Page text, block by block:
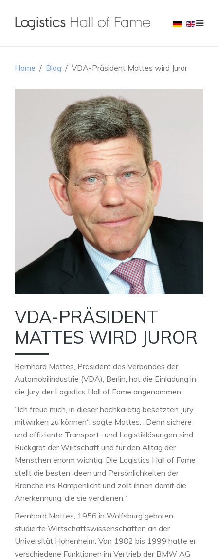
Home Blog VDA-Präsident Mattes wird Juror
VDA-PRÄSIDENT
MATTES WIRD JUROR
Bernhard Mattes, Präsident des Verbandes der
Automobilindustrie (VDA), Berlin, hat die Einladung in
die Jury der Logistics Hall of Fame angenommen.
“Ich freue mich, in dieser hochkarätig besetzten Jury
mitwirken zu können“, sagte Mattes. „Denn sichere
und effiziente Transport- und Logistiklösungen sind
Rückgrat der Wirtschaft und für den Alltag der
Menschen enorm wichtig. Die Logistics Hall of Fame
stellt die besten Ideen und Persönlichkeiten der
Branche ins Rampenlicht und zollt ihnen damit die
Anerkennung, die sie verdienen.”
Bernhard Mattes, 1956 in Wolfsburg geboren,
studierte Wirtschaftswissenschaften an der
Universität Hohenheim. Von 1982 bis 1999 hatte er
verschiedene Funktionen im Vertrieb der BMW AG